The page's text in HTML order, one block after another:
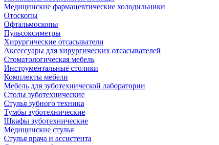
Медицинские фармацевтические холодильники
Отоскопы
Офтальмоскопы
Пульсоксиметры
Хирургические отсасыватели
Аксессуары для хирургических отсасывателей
Стоматологическая мебель
Инструментальные столики
Комплекты мебели
Мебель для зуботехнической лаборатории
Столы зуботехнические
Стулья зубного техника
Тумбы зуботехнические
Шкафы зуботехнические
Медицинские стулья
Стулья врача и ассистента